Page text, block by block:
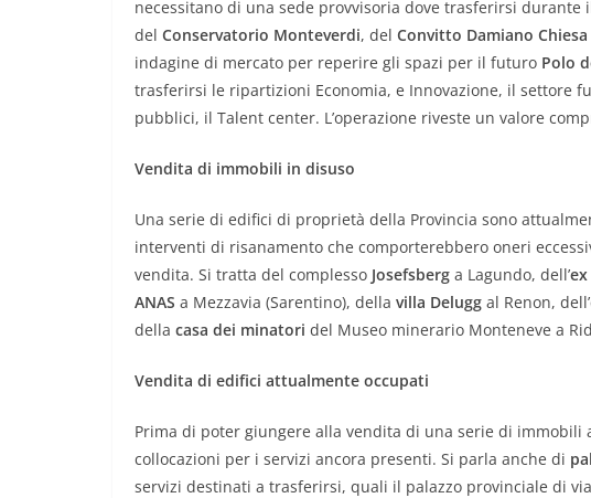
necessitano di una sede provvisoria dove trasferirsi
del Conservatorio Monteverdi, del Convitto Damiano Chiesa
indagine di mercato per reperire gli spazi per il futuro Polo
trasferirsi le ripartizioni Economia, e Innovazione, il settore
pubblici, il Talent center. L’operazione riveste un valore
Vendita di immobili in disuso
Una serie di edifici di proprietà della Provincia sono
interventi di risanamento che comporterebbero oneri
vendita. Si tratta del complesso Josefsberg a Lagundo, dell’
ANAS a Mezzavia (Sarentino), della villa Delugg al Renon,
della casa dei minatori del Museo minerario Monteneve a
Vendita di edifici attualmente occupati
Prima di poter giungere alla vendita di una serie di immobili
collocazioni per i servizi ancora presenti. Si parla anche di
servizi destinati a trasferirsi, quali il palazzo provinciale di